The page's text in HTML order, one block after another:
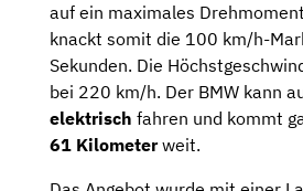
auf ein maximales
knackt somit die 100 km/h-
Sekunden. Die
bei 220 km/h. Der BMW kann
elektrisch fahren und kommt
61 Kilometerweit.